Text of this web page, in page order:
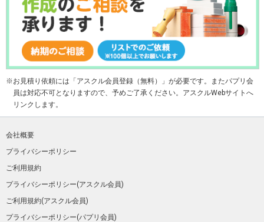
お見積り依頼には「アスクル会員登録（無料）」が必要です。またパプリ会
員は対応不可となりますので、予めご了承ください。アスクルWebサイトへ
リンクします。
会社概要
プライバシーポリシー
ご利用規約
プライバシーポリシー(アスクル会員)
ご利用規約(アスクル会員)
プライバシーポリシー(パプリ会員)